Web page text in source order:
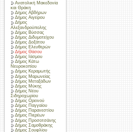
Ανατολική Μακεδονία
και Θράκη
Δήμος Αβδήρων
Δήμος Αιγείρου
Δήμος
Αλεξανδρούπολης
Δήμος Βύσσας
Δήμος Διδυμοτείχου
Δήμος Δοξάτου
Δήμος Ελευθερών
Δήμος Θάσου
Δήμος Ιάσμου
Δήμος Κάτω
Νευροκοπίου
Δήμος Κεραμωτής
Δήμος Μαρωνείας
Δήμος Μεταξάδων
Δήμος Μύκης
Δήμος Νέου
Σιδηροχωρίου
Δήμος Ορεινού
Δήμος Παγγαίου
Δήμος Παρανεστίου
Δήμος Πιερέων
Δήμος Προσοτσάνης
Δήμος Σαμοθράκης
Δήμος Σουφλίου